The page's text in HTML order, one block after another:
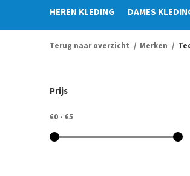
HEREN KLEDING DAMES
Terug naar overzicht Merken
Prijs
€0 - €5